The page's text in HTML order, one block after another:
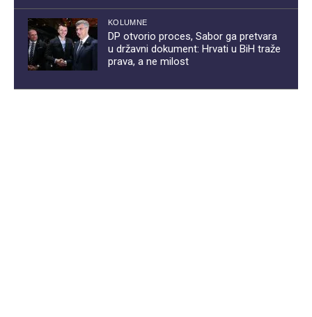
KOLUMNE
DP otvorio proces, Sabor ga pretvara
u državni dokument: Hrvati u BiH traže
prava, a ne milost